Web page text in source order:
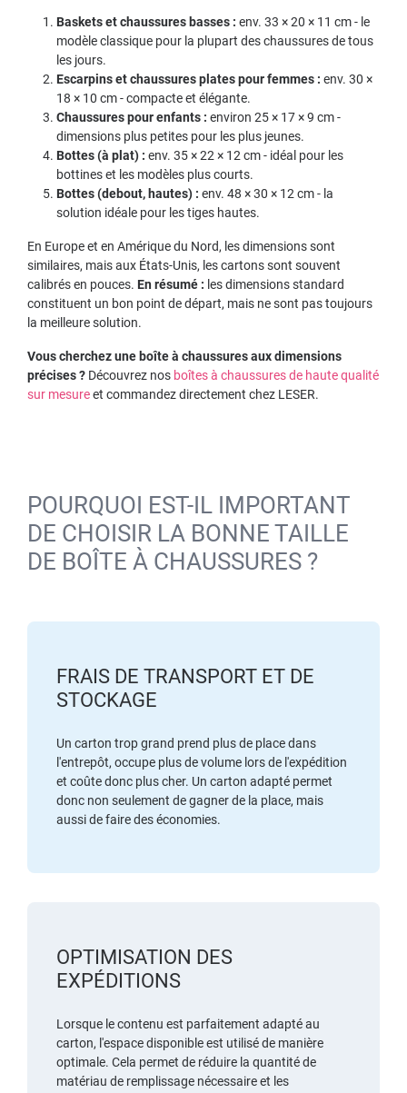
Baskets et chaussures basses : env. 33 × 20 × 11 cm - le
modèle classique pour la plupart des chaussures de tous
les jours.
Escarpins et chaussures plates pour femmes : env. 30 ×
18 × 10 cm - compacte et élégante.
Chaussures pour enfants : environ 25 × 17 × 9 cm -
dimensions plus petites pour les plus jeunes.
Bottes (à plat) : env. 35 × 22 × 12 cm - idéal pour les
bottines et les modèles plus courts.
Bottes (debout, hautes) : env. 48 × 30 × 12 cm - la
solution idéale pour les tiges hautes.
En Europe et en Amérique du Nord, les dimensions sont
similaires, mais aux États-Unis, les cartons sont souvent
calibrés en pouces. En résumé : les dimensions standard
constituent un bon point de départ, mais ne sont pas toujours
la meilleure solution.
Vous cherchez une boîte à chaussures aux dimensions
précises ? Découvrez nos boîtes à chaussures de haute qualité
sur mesureet commandez directement chez LESER.
POURQUOI EST-IL IMPORTANT
DE CHOISIR LA BONNE TAILLE
DE BOÎTE À CHAUSSURES ?
FRAIS DE TRANSPORT ET DE
STOCKAGE
Un carton trop grand prend plus de place dans
l'entrepôt, occupe plus de volume lors de l'expédition
et coûte donc plus cher. Un carton adapté permet
donc non seulement de gagner de la place, mais
aussi de faire des économies.
OPTIMISATION DES
EXPÉDITIONS
Lorsque le contenu est parfaitement adapté au
carton, l'espace disponible est utilisé de manière
optimale. Cela permet de réduire la quantité de
matériau de remplissage nécessaire et les